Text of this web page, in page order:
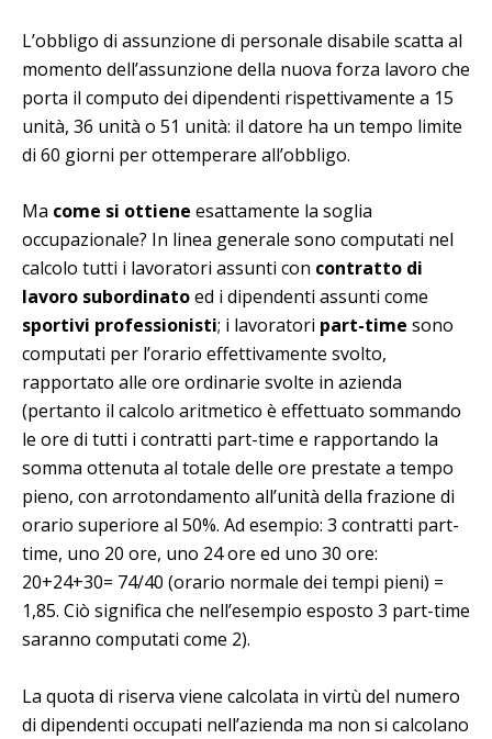
L’obbligo di assunzione di personale disabile scatta al
momento dell’assunzione della nuova forza lavoro che
porta il computo dei dipendenti rispettivamente a 15
unità, 36 unità o 51 unità: il datore ha un tempo limite
di 60 giorni per ottemperare all’obbligo.
Ma come si ottiene esattamente la soglia
occupazionale? In linea generale sono computati nel
calcolo tutti i lavoratori assunti con contratto di
lavoro subordinatoed i dipendenti assunti come
sportivi professionisti; i lavoratori part-time sono
computati per l’orario effettivamente svolto,
rapportato alle ore ordinarie svolte in azienda
(pertanto il calcolo aritmetico è effettuato sommando
le ore di tutti i contratti part-time e rapportando la
somma ottenuta al totale delle ore prestate a tempo
pieno, con arrotondamento all’unità della frazione di
orario superiore al 50%. Ad esempio: 3 contratti part-
time, uno 20 ore, uno 24 ore ed uno 30 ore:
20+24+30= 74/40 (orario normale dei tempi pieni) =
1,85. Ciò significa che nell’esempio esposto 3 part-time
saranno computati come 2).
La quota di riserva viene calcolata in virtù del numero
di dipendenti occupati nell’azienda ma non si calcolano